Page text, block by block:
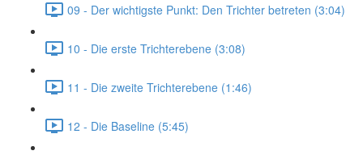
09 - Der wichtigste Punkt: Den Trichter betreten (3:04)
10 - Die erste Trichterebene (3:08)
11 - Die zweite Trichterebene (1:46)
12 - Die Baseline (5:45)